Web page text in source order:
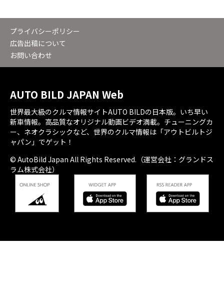
プライバシーポリシー
広告出稿について
お問い合わせ
AUTO BILD JAPAN Web
世界最大級のクルマ情報サイトAUTO BILDの日本版。いち早い
新車情報。高品質なオリジナル動画ビデオ満載。チューニングカ
ー、ネオクラシックなど、世界のクルマ情報は「アウトビルトジ
ャパン」でゲット！
© AutoBild Japan All Rights Reserved.（運営会社：グランドス
ラム株式会社）